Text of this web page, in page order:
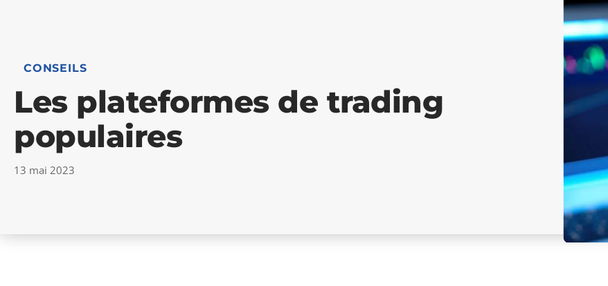
CONSEILS
Les plateformes de trading
populaires
13 mai 2023